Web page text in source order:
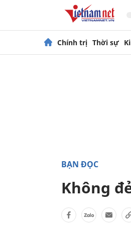
Chính trị Thời sự
BẠN ĐỌC
Không